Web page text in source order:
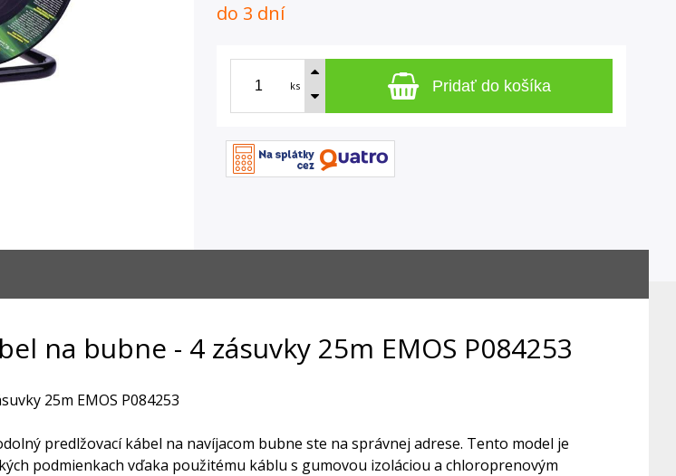
do 3 dní
ks Pridať do košíka
na bubne - 4 zásuvky 25m EMOS P084253
25m EMOS P084253
predlžovací kábel na navíjacom bubne ste na správnej adrese. Tento model je
podmienkach vďaka použitému káblu s gumovou izoláciou a chloroprenovým